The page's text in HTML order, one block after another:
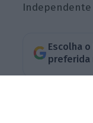
Independente
Escolha
preferida
“Durante
formação